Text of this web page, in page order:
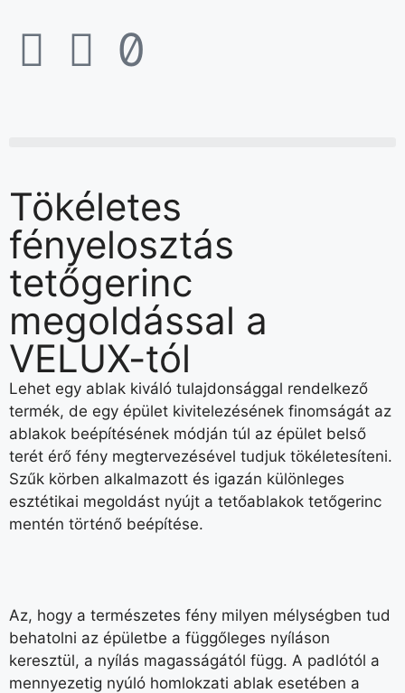
Tökéletes
fényelosztás
tetőgerinc
megoldással a
VELUX-tól
Lehet egy ablak kiváló tulajdonsággal rendelkező
termék, de egy épület kivitelezésének finomságát az
ablakok beépítésének módján túl az épület belső
terét érő fény megtervezésével tudjuk tökéletesíteni.
Szűk körben alkalmazott és igazán különleges
esztétikai megoldást nyújt a tetőablakok tetőgerinc
mentén történő beépítése.
Az, hogy a természetes fény milyen mélységben tud
behatolni az épületbe a függőleges nyíláson
keresztül, a nyílás magasságától függ. A padlótól a
mennyezetig nyúló homlokzati ablak esetében a